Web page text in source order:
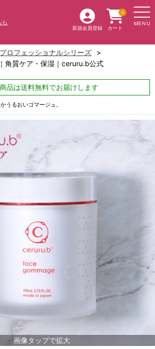
ら MENU
新規会員登録 カート
0
ロフェッショナルシリーズ
角質ケア・保湿｜ceruru.b公式
品は送料無料でお届けします
うるおいゴマージュ。
画像タップで拡大